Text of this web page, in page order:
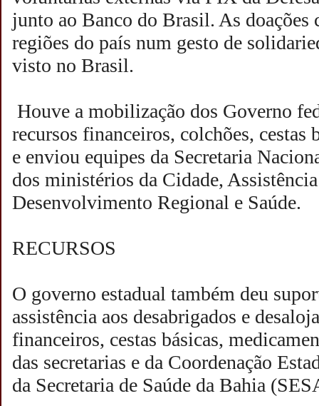
junto ao Banco do Brasil. As doações
regiões do país num gesto de
visto no Brasil.
Houve a mobilização dos Governo
recursos financeiros, colchões, cestas
e enviou equipes da Secretaria
dos ministérios da Cidade,
Desenvolvimento Regional e Saúde.
RECURSOS
O governo estadual também deu
assistência aos desabrigados e
financeiros, cestas básicas,
das secretarias e da Coordenação
da Secretaria de Saúde da Bahia